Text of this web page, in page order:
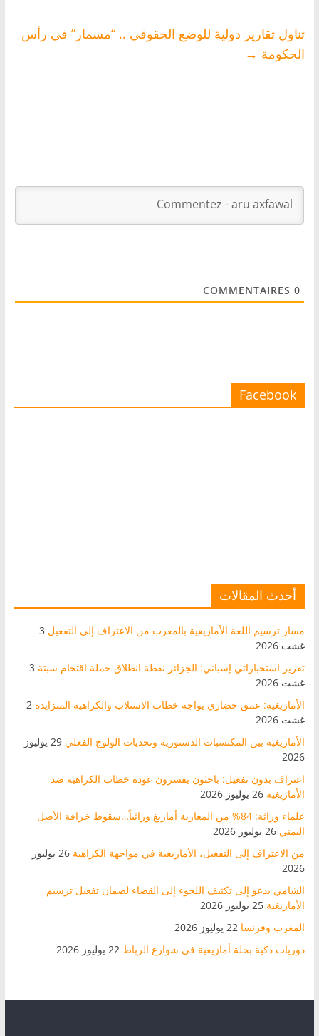
تناول تقارير دولية للوضع الحقوقي .. “مسمار” في رأس
الحكومة →
0
COMMENTAIRES
Facebook
أحدث المقالات
مسار ترسيم اللغة الأمازيغية بالمغرب من الاعتراف إلى التفعيل 3
غشت 2026
تقرير استخباراتي إسباني: الجزائر نقطة انطلاق حملة اقتحام سبتة 3
غشت 2026
الأمازيغية: عمق حضاري يواجه خطاب الاستلاب والكراهية المتزايدة 2
غشت 2026
الأمازيغية بين المكتسبات الدستورية وتحديات الولوج الفعلي
29 يوليوز
2026
اعتراف بدون تفعيل: باحثون يفسرون عودة خطاب الكراهية ضد
الأمازيغية 26 يوليوز 2026
علماء وراثة: 84% من المغاربة أمازيغ وراثياً…سقوط خرافة الأصل
اليمني 26 يوليوز 2026
من الاعتراف إلى التفعيل، الأمازيغية في مواجهة الكراهية
26 يوليوز
2026
الشامي يدعو إلى تكثيف اللجوء إلى القضاء لضمان تفعيل ترسيم
الأمازيغية 25 يوليوز 2026
المغرب وفرنسا 22 يوليوز 2026
دوريات ذكية بحلة أمازيغية في شوارع الرباط 22 يوليوز 2026